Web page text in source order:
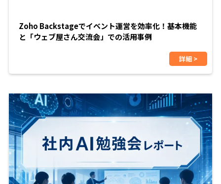
Zoho Backstageでイベント運営を効率化！基本機能
と「ウェブ屋さん交流会」での活用事例
詳細 >